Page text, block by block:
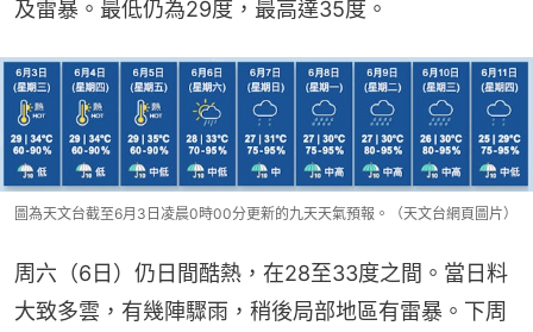
及雷暴。最低仍為29度，最高達35度。
圖為天文台截至6月3日凌晨0時00分更新的九天天氣預報。（天文台網頁圖片）
周六（6日）仍日間酷熱，在28至33度之間。當日料
大致多雲，有幾陣驟雨，稍後局部地區有雷暴。下周